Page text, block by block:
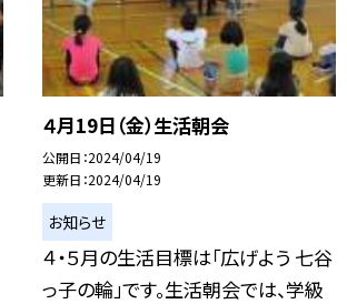
４月19日（金）生活朝会
公開日 2024/04/19
更新日 2024/04/19
お知らせ
４・５月の生活目標は「広げよう 七谷
っ子の輪」です。生活朝会では、学級